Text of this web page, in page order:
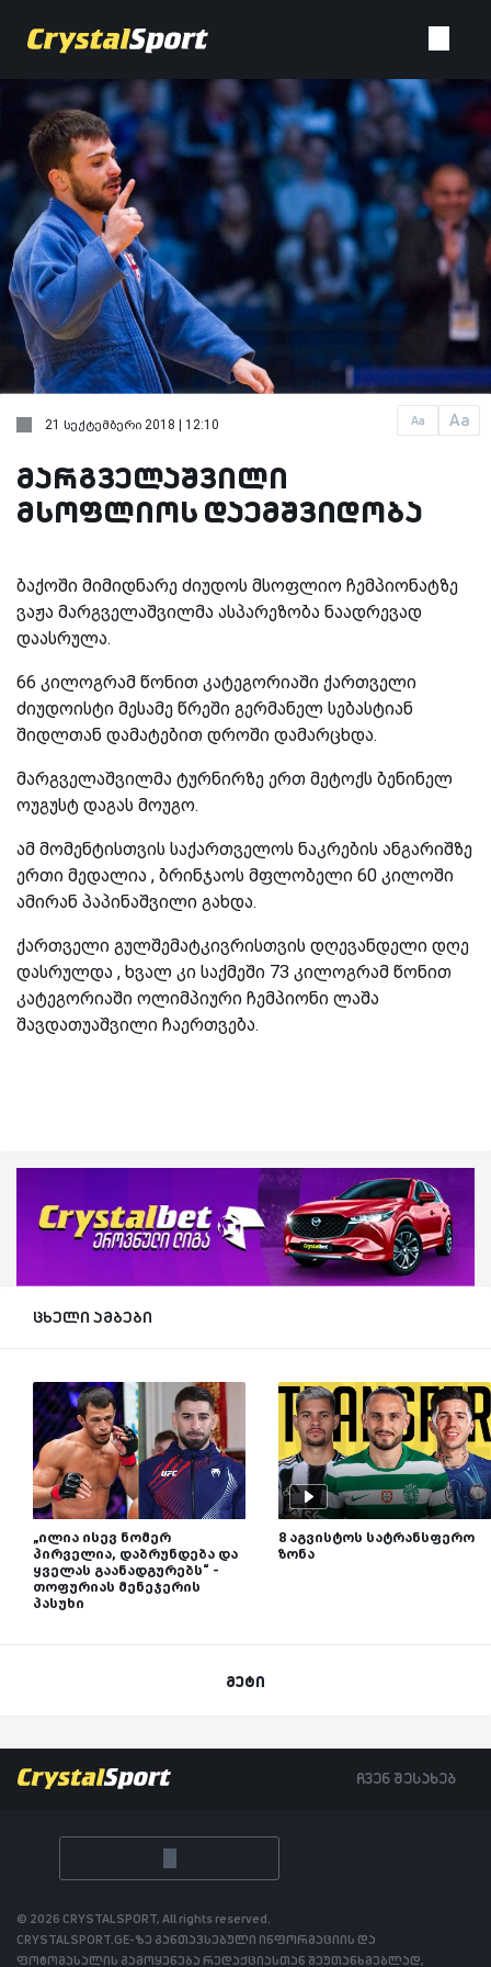
Aa Aa
21 სექტემბერი 2018 | 12:10
მარგველაშვილი
მსოფლიოს დაემშვიდობა
ბაქოში მიმიდნარე ძიუდოს მსოფლიო ჩემპიონატზე
ვაჟა მარგველაშვილმა ასპარეზობა ნაადრევად
დაასრულა.
66 კილოგრამ წონით კატეგორიაში ქართველი
ძიუდოისტი მესამე წრეში გერმანელ სებასტიან
შიდლთან დამატებით დროში დამარცხდა.
მარგველაშვილმა ტურნირზე ერთ მეტოქს ბენინელ
ოუგუსტ დაგას მოუგო.
ამ მომენტისთვის საქართველოს ნაკრების ანგარიშზე
ერთი მედალია , ბრინჯაოს მფლობელი 60 კილოში
ამირან პაპინაშვილი გახდა.
ქართველი გულშემატკივრისთვის დღევანდელი დღე
დასრულდა , ხვალ კი საქმეში 73 კილოგრამ წონით
კატეგორიაში ოლიმპიური ჩემპიონი ლაშა
შავდათუაშვილი ჩაერთვება.
ცხელი ამბები
„ილია ისევ ნომერ
პირველია, დაბრუნდება და
ყველას გაანადგურებს“ -
თოფურიას მენეჯერის
პასუხი
8 აგვისტოს სატრანსფერო
ზონა
მეტი
ჩვენ შესახებ
© 2026 CRYSTALSPORT, All rights reserved.
CRYSTALSPORT.GE-ზე განთავსებული ინფორმაციის და
ფოტომასალის გამოყენება რედაქციასთან შეუთანხმებლად,